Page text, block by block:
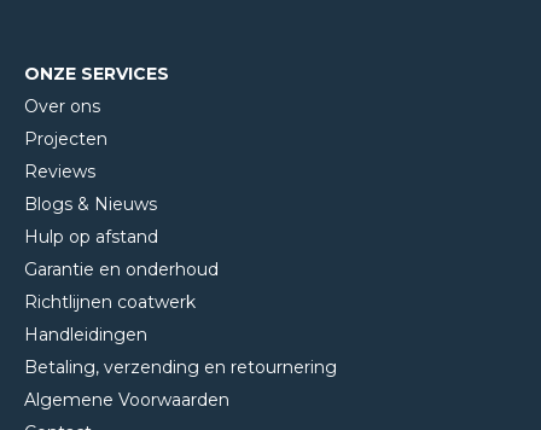
ONZE SERVICES
Over ons
Projecten
Reviews
Blogs & Nieuws
Hulp op afstand
Garantie en onderhoud
Richtlijnen coatwerk
Handleidingen
Betaling, verzending en retournering
Algemene Voorwaarden